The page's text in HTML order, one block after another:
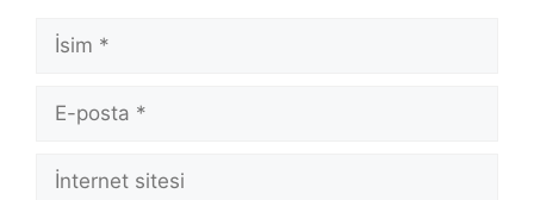
İsim
posta
İnternet